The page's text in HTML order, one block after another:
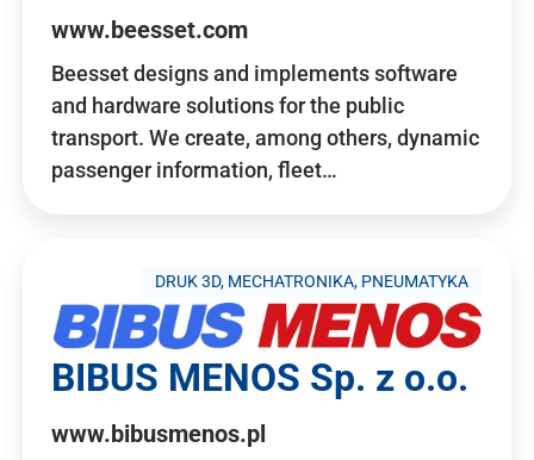
www.beesset.com
Beesset designs and implements software
and hardware solutions for the public
transport. We create, among others, dynamic
passenger information, fleet…
DRUK 3D, MECHATRONIKA, PNEUMATYKA
BIBUS MENOS Sp. z o.o.
www.bibusmenos.pl